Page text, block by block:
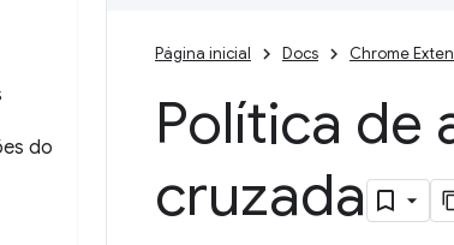
do
Página inicial Docs Chrome
Política de
cruzada